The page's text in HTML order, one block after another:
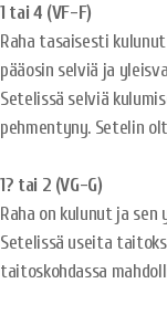
1 tai 4 (VF-F)
Raha tasaisesti
pääosin selviä ja
Setelissä selviä
pehmentyny. Setelin
1? tai 2 (VG-G)
Raha on kulunut ja
Setelissä useita
taitoskohdassa